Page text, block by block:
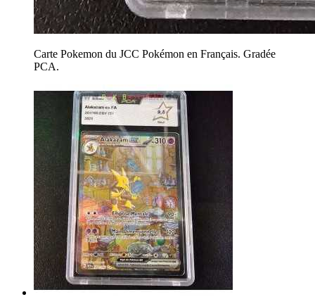
Carte Pokemon du JCC Pokémon en Français. Gradée
PCA.